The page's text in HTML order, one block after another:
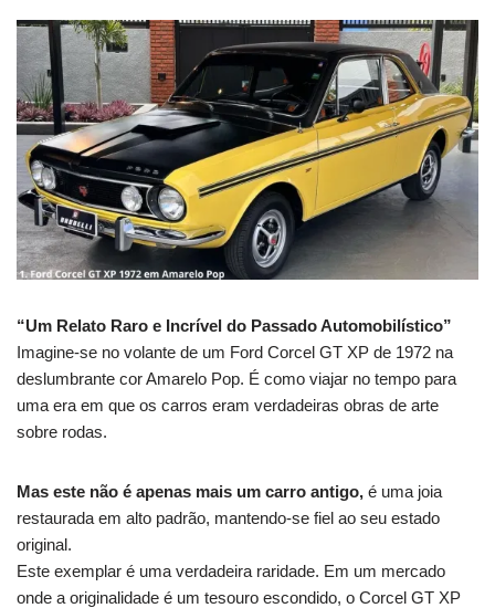
“Um Relato Raro e Incrível do Passado Automobilístico”
Imagine-se no volante de um Ford Corcel GT XP de 1972 na
deslumbrante cor Amarelo Pop. É como viajar no tempo para
uma era em que os carros eram verdadeiras obras de arte
sobre rodas.
Mas este não é apenas mais um carro antigo, é uma joia
restaurada em alto padrão, mantendo-se fiel ao seu estado
original.
Este exemplar é uma verdadeira raridade. Em um mercado
onde a originalidade é um tesouro escondido, o Corcel GT XP